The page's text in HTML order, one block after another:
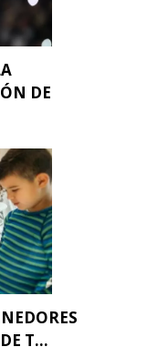
DE
T...